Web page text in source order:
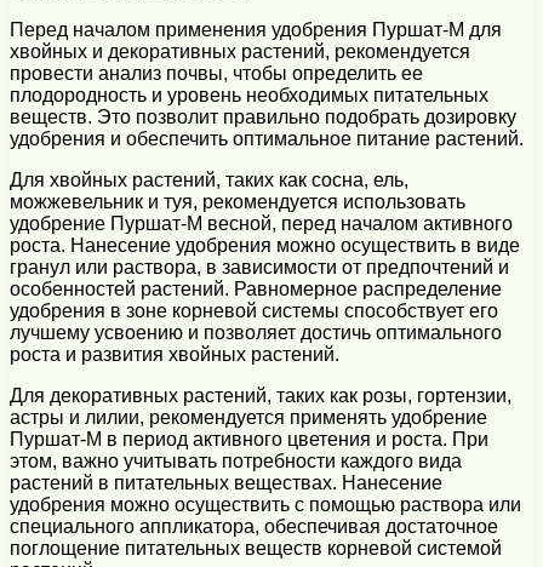
Перед началом применения удобрения Пуршат-М для
хвойных и декоративных растений, рекомендуется
провести анализ почвы, чтобы определить ее
плодородность и уровень необходимых питательных
веществ. Это позволит правильно подобрать дозировку
удобрения и обеспечить оптимальное питание растений.
Для хвойных растений, таких как сосна, ель,
можжевельник и туя, рекомендуется использовать
удобрение Пуршат-М весной, перед началом активного
роста. Нанесение удобрения можно осуществить в виде
гранул или раствора, в зависимости от предпочтений и
особенностей растений. Равномерное распределение
удобрения в зоне корневой системы способствует его
лучшему усвоению и позволяет достичь оптимального
роста и развития хвойных растений.
Для декоративных растений, таких как розы, гортензии,
астры и лилии, рекомендуется применять удобрение
Пуршат-М в период активного цветения и роста. При
этом, важно учитывать потребности каждого вида
растений в питательных веществах. Нанесение
удобрения можно осуществить с помощью раствора или
специального аппликатора, обеспечивая достаточное
поглощение питательных веществ корневой системой